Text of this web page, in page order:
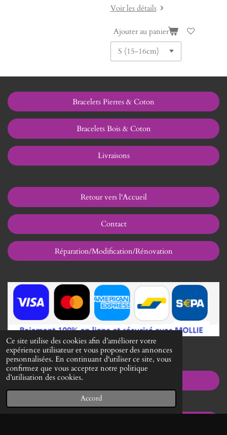
Ce site utilise des cookies afin d’améliorer votre
expérience utilisateur et vous proposer des annonces
personnalisées. En continuant d'utiliser ce site, vous
confirmez que vous acceptez notre politique
d’utilisation des cookies.
Accord
Voir les détails
Ajouter au panier
Bracelets Pierres & Coton
Bracelets Bois & Coton
Livraisons
Retour vers l'Accueil
Contact
Réparation/Modification/Rénovation
I
n
a
Conditions Générales de Vente